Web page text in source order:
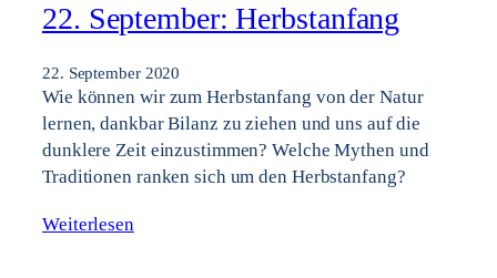
22. September: Herbstanfang
22. September 2020
Wie können wir zum Herbstanfang von der Natur
lernen, dankbar Bilanz zu ziehen und uns auf die
dunklere Zeit einzustimmen? Welche Mythen und
Traditionen ranken sich um den Herbstanfang?
Weiterlesen